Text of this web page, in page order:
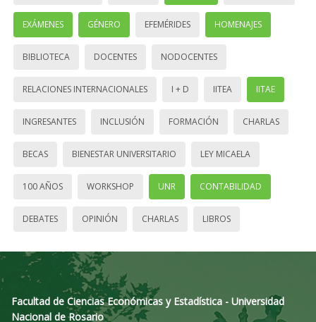
EXÁMENES GÉNERO EFEMÉRIDES HOMENAJES
BIBLIOTECA DOCENTES NODOCENTES
RELACIONES INTERNACIONALES I + D IITEA IITAE
INGRESANTES INCLUSIÓN FORMACIÓN CHARLAS
BECAS BIENESTAR UNIVERSITARIO LEY MICAELA
100 AÑOS WORKSHOP UNR CONTABILIDAD
DEBATES OPINIÓN CHARLAS LIBROS
Facultad de Ciencias Económicas y Estadística - Universidad
Nacional de Rosario